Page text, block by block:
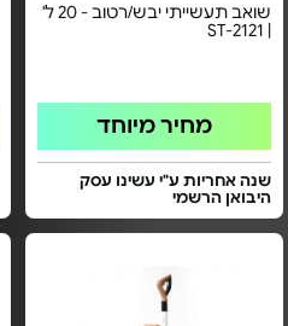
שואב תעשייתי יבש/רטוב - 20 ל'
| ST-2121
מחיר מיוחד
שנה אחריות ע"י עשינו עסק
היבואן הרשמי